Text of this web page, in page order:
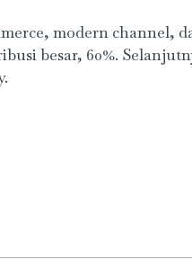
modern channel,
besar, 60%.